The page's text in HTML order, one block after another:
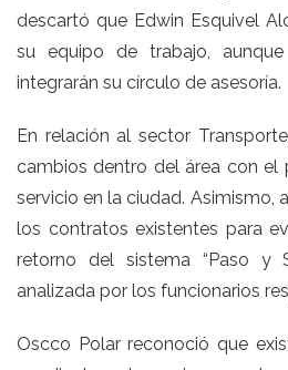
descartó que Edwin Esquivel
su equipo de trabajo,
integrarán su círculo de asesoría.
En relación al sector
cambios dentro del área con el
servicio en la ciudad. Asimismo,
los contratos existentes para
retorno del sistema “Paso y
analizada por los funcionarios
Oscco Polar reconoció que